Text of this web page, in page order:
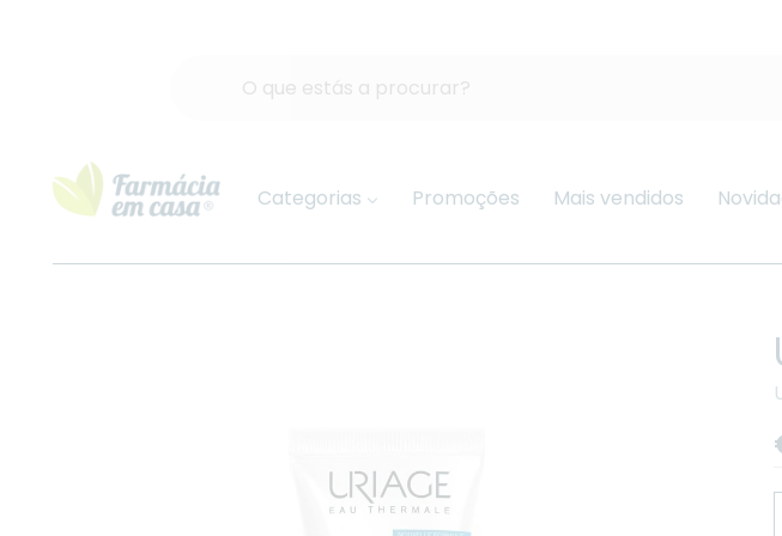
Categorias Promoções Mais vendidos